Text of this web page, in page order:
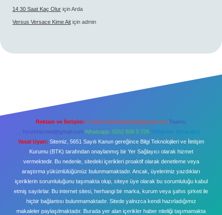
14 30 Saat Kaç Olur içinArda
Versus Versace Kime Ait için admin
Reklam ve İletişim: E-mail: backlinkpaneli@gmail.com Teams:
forumhizmeti@gmail.com Whatsapp: 0262 606 0 726 Telegram: @karabul
Yasal Uyarı: Sitemiz, 5651 Sayılı Kanun gereğince Bilgi Teknolojileri ve İletişim
Kurumu (BTK) tarafından onaylanmış bir Yer Sağlayıcı olarak hizmet
vermektedir. Bu nedenle, sitedeki içerikleri proaktif olarak denetleme veya
araştırma yükümlülüğümüz bulunmamaktadır. Ancak, üyelerimiz yazdıkları
içeriklerin sorumluluğunu taşımakta olup, siteye üye olarak bu sorumluluğu kabul
etmiş sayılırlar. Bu internet sitesi, herhangi bir marka, kurum veya şahıs şirketi ile
hiçbir bağlantısı bulunmamaktadır. Sitede yalnızca kendi hazırladığımız
makaleler paylaşılmaktadır. Burada yer alan içerikler haber niteliği taşımamakta